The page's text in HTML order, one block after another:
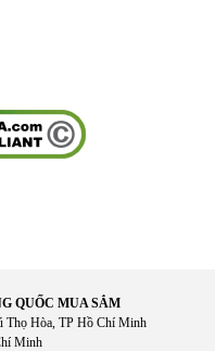
QUỐC MUA SẮM
Thọ Hòa, TP Hồ Chí Minh
Minh